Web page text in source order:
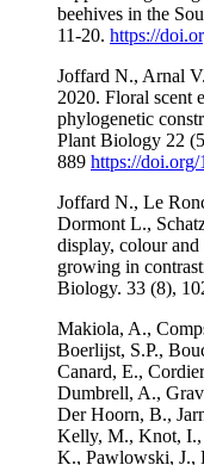
beehives in the
11-20. https://
Joffard N., Arnal
2020. Floral scent
phylogenetic
Plant Biology 22
889 https://doi.org/
Joffard N., Le
Dormont L.,
display, colour
growing in
Biology. 33 (8),
Makiola, A.,
Boerlijst, S.P.,
Canard, E.,
Dumbrell, A.,
Der Hoorn, B.,
Kelly, M., Knot,
K., Pawlowski, J.,